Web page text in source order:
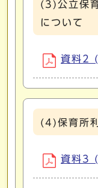
(3)公立保
について
資料2
(4)保育所
資料3